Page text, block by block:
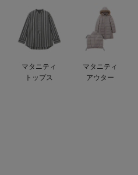
ファルスカ
デロンギ
マタニティ
トップス
マタニティ
アウター